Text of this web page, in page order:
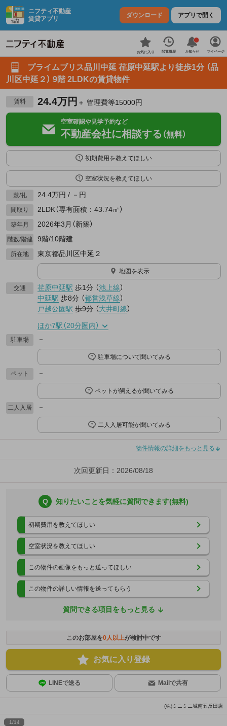
ニフティ不動産
賃貸アプリ
ダウンロード アプリで開く
お気に入り 閲覧履歴 お知らせ マイページ
プライムブリス品川中延 荏原中延駅より徒歩1分 （品
川区中延２） 9階 2LDKの賃貸物件
賃料 24.4万円 ＋ 管理費等15000円
空室確認や見学予約など
不動産会社に相談する （無料）
初期費用を教えてほしい
空室状況を教えてほしい
敷/礼 24.4万円 / －円
間取り 2LDK（専有面積：43.74㎡）
築年月 2026年3月（新築）
階数/階建 9階/10階建
所在地 東京都品川区中延２
地図を表示
交通 荏原中延駅 歩1分 （池上線）
中延駅 歩8分 （都営浅草線）
戸越公園駅 歩9分 （大井町線）
ほか7駅（20分圏内）
駐車場 －
駐車場について聞いてみる
ペット －
ペットが飼えるか聞いてみる
二人入居 －
二人入居可能か聞いてみる
物件情報の詳細をもっと見る
次回更新日：2026/08/18
Q 知りたいことを気軽に質問できます(無料)
初期費用を教えてほしい
空室状況を教えてほしい
この物件の画像をもっと送ってほしい
この物件の詳しい情報を送ってもらう
質問できる項目をもっと見る
このお部屋を0人以上が検討中です
お気に入り登録
LINEで送る Mailで共有
(株)ミニミニ城南五反田店
1/14